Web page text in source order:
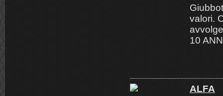
valori.
10
ALFA